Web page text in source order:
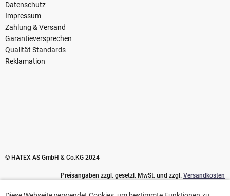
Datenschutz
Impressum
Zahlung & Versand
Garantieversprechen
Qualität Standards
Reklamation
© HATEX AS GmbH & Co.KG 2024
Preisangaben zzgl. gesetzl. MwSt. und zzgl. Versandkosten